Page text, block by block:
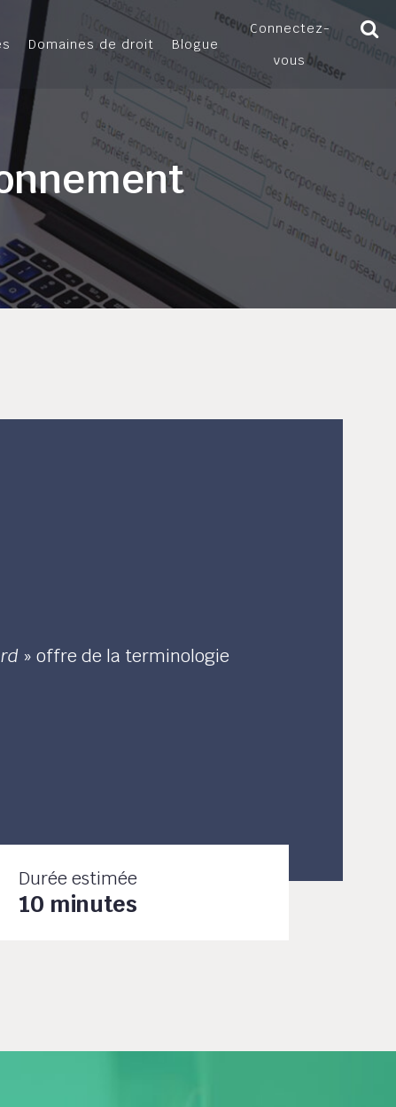
Connectez-
vous
Domaines de droit Blogue
» offre de la terminologie
Durée estimée
10 minutes